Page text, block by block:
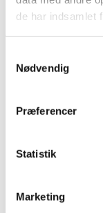
de har indsamlet
Nødvendig
Præferencer
Statistik
Marketing